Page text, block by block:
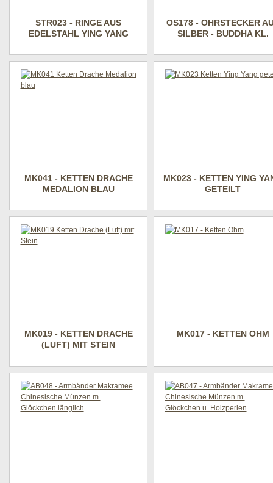
STR023 - RINGE AUS
EDELSTAHL YING YANG
OS178 - OHRSTECKER
SILBER - BUDDHA KL.
MK041 - KETTEN DRACHE
MEDALION BLAU
MK023 - KETTEN YING
GETEILT
MK019 - KETTEN DRACHE
(LUFT) MIT STEIN
MK017 - KETTEN OHM